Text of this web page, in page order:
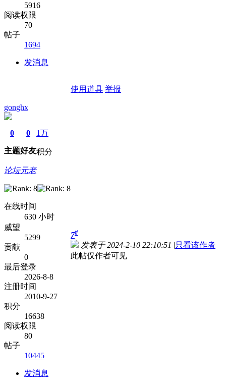
5916
阅读权限
70
帖子
1694
发消息
使用道具 举报
gonghx
0
主题
0
好友
1万
积分
论坛元老
在线时间
630 小时
威望
5299
贡献
0
最后登录
2026-8-8
注册时间
2010-9-27
积分
16638
阅读权限
80
帖子
10445
发消息
7#
发表于 2024-2-10 22:10:51 |只看该作者
此帖仅作者可见